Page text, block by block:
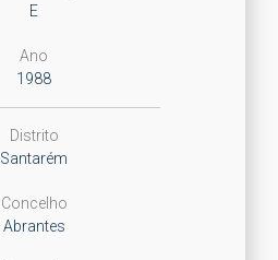
E
Ano
1988
Distrito
Santarém
Concelho
Abrantes